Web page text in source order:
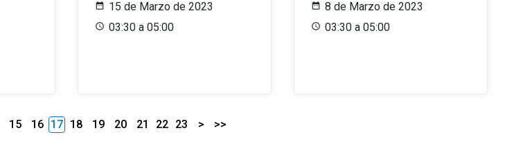
15 de Marzo de 2023
03:30 a 05:00
8 de Marzo de 2023
03:30 a 05:00
15 16 17 18 19 20 21 22 23 > >>